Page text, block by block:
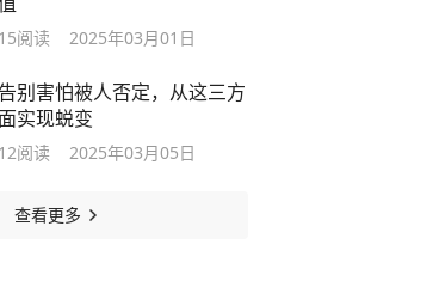
15阅读 2025年03月01日
告别害怕被人否定，从这三方
面实现蜕变
12阅读 2025年03月05日
查看更多